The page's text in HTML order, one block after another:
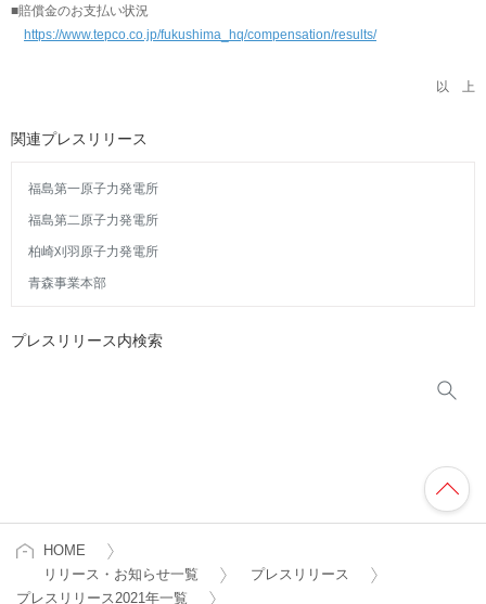
■賠償金のお支払い状況
https://www.tepco.co.jp/fukushima_hq/compensation/results/
以 上
関連プレスリリース
福島第一原子力発電所
福島第二原子力発電所
柏崎刈羽原子力発電所
青森事業本部
プレスリリース内検索
HOME
リリース・お知らせ一覧
プレスリリース
プレスリリース2021年一覧